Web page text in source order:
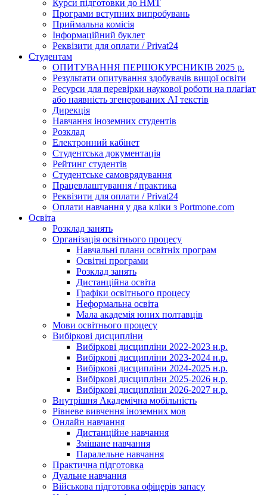
Курси підготовки до НМТ
Програми вступних випробувань
Приймальна комісія
Інформаційний буклет
Реквізити для оплати / Privat24
Студентам
ОПИТУВАННЯ ПЕРШОКУРСНИКІВ 2025 р.
Результати опитування здобувачів вищої освіти
Ресурси для перевірки наукової роботи на плагіат
або наявність згенерованих АІ текстів
Дирекція
Навчання іноземних студентів
Розклад
Електронний кабінет
Студентська документація
Рейтинг студентів
Студентське самоврядування
Працевлаштування / практика
Реквізити для оплати / Privat24
Оплати навчання у два кліки з Portmone.com
Освіта
Розклад занять
Організація освітнього процесу
Навчальні плани освітніх програм
Освітні програми
Розклад занять
Дистанційна освіта
Графіки освітнього процесу
Неформальна освіта
Мала академія юних полтавців
Мови освітнього процесу
Вибіркові дисципліни
Вибіркові дисципліни 2022-2023 н.р.
Вибіркові дисципліни 2023-2024 н.р.
Вибіркові дисципліни 2024-2025 н.р.
Вибіркові дисципліни 2025-2026 н.р.
Вибіркові дисципліни 2026-2027 н.р.
Внутрішня Академічна мобільність
Рівневе вивчення іноземних мов
Онлайн навчання
Дистанційне навчання
Змішане навчання
Паралельне навчання
Практична підготовка
Дуальне навчання
Військова підготовка офіцерів запасу